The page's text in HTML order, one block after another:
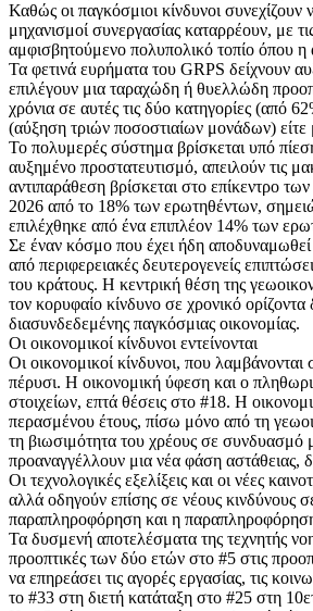
Καθώς οι παγκόσμιοι κίνδυνοι
μηχανισμοί συνεργασίας καταρρέουν, με
αμφισβητούμενο πολυπολικό τοπίο όπου η
Τα φετινά ευρήματα του GRPS δείχνουν
επιλέγουν μια ταραχώδη ή θυελλώδη
χρόνια σε αυτές τις δύο κατηγορίες (από
(αύξηση τριών ποσοστιαίων μονάδων)
Το πολυμερές σύστημα βρίσκεται υπό
αυξημένο προστατευτισμό, απειλούν τις
αντιπαράθεση βρίσκεται στο επίκεντρο
2026 από το 18% των ερωτηθέντων,
επιλέχθηκε από ένα επιπλέον 14% των
Σε έναν κόσμο που έχει ήδη αποδυναμωθεί
από περιφερειακές δευτερογενείς
του κράτους. Η κεντρική θέση της
τον κορυφαίο κίνδυνο σε χρονικό
διασυνδεδεμένης παγκόσμιας οικονομίας.
Οι οικονομικοί κίνδυνοι εντείνονται
Οι οικονομικοί κίνδυνοι, που
πέρυσι. Η οικονομική ύφεση και ο
στοιχείων, επτά θέσεις στο #18. Η
περασμένου έτους, πίσω μόνο από τη
τη βιωσιμότητα του χρέους σε συνδυασμό
προαναγγέλλουν μια νέα φάση αστάθειας,
Οι τεχνολογικές εξελίξεις και οι νέες
αλλά οδηγούν επίσης σε νέους κινδύνους
παραπληροφόρηση και η παραπληροφόρηση
Τα δυσμενή αποτελέσματα της τεχνητής
προοπτικές των δύο ετών στο #5 στις
να επηρεάσει τις αγορές εργασίας, τις
το #33 στη διετή κατάταξη στο #25 στη